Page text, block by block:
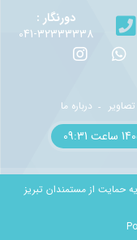
دورنگار :
32333338-041
درباره ما
حمایت از مستمندان تبریز